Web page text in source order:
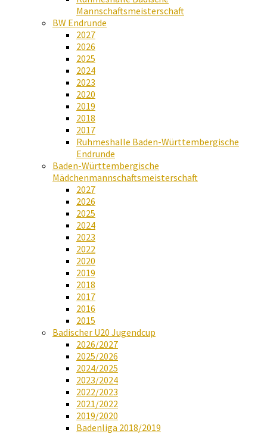
Mannschaftsmeisterschaft
BW Endrunde
2027
2026
2025
2024
2023
2020
2019
2018
2017
Ruhmeshalle Baden-Württembergische
Endrunde
Baden-Württembergische
Mädchenmannschaftsmeisterschaft
2027
2026
2025
2024
2023
2022
2020
2019
2018
2017
2016
2015
Badischer U20 Jugendcup
2026/2027
2025/2026
2024/2025
2023/2024
2022/2023
2021/2022
2019/2020
Badenliga 2018/2019